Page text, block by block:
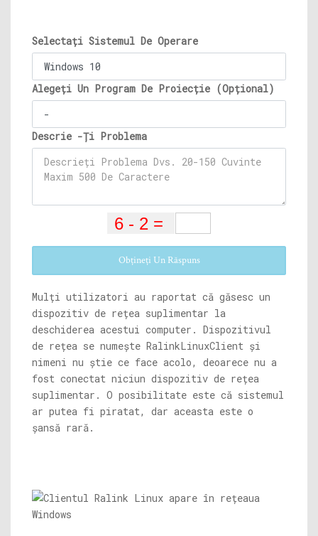
Selectați Sistemul De Operare
Alegeți Un Program De Proiecție (Opțional)
Descrie -Ți Problema
Obțineți Un Răspuns
Mulți utilizatori au raportat că găsesc un
dispozitiv de rețea suplimentar la
deschiderea acestui computer. Dispozitivul
de rețea se numește RalinkLinuxClient și
nimeni nu știe ce face acolo, deoarece nu a
fost conectat niciun dispozitiv de rețea
suplimentar. O posibilitate este că sistemul
ar putea fi piratat, dar aceasta este o
șansă rară.